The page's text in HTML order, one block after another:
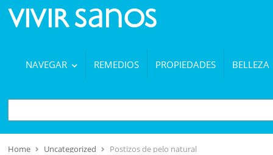
NAVEGAR REMEDIOS PROPIEDADES BELLEZA
BUSCAR
Home Uncategorized Postizos de pelo natural